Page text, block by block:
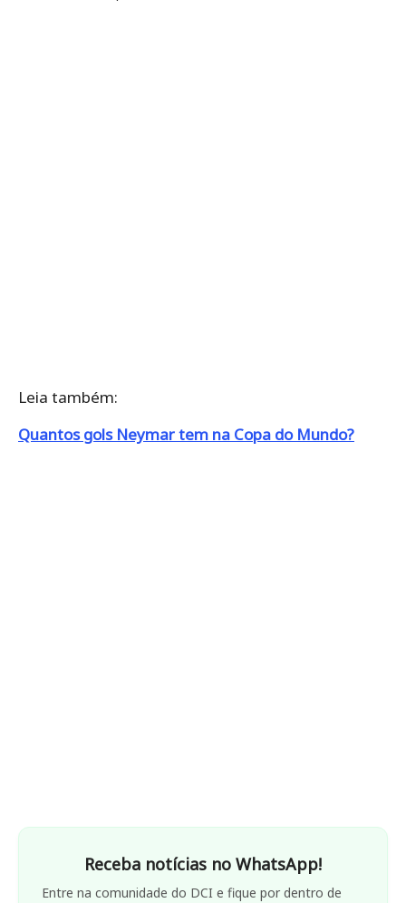
Leia também:
Quantos gols Neymar tem na Copa do Mundo?
Receba notícias no WhatsApp!
Entre na comunidade do DCI e fique por dentro de